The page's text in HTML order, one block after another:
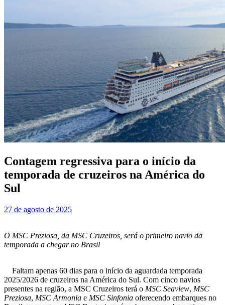
Contagem regressiva para o início da
temporada de cruzeiros na América do
Sul
27 de agosto de 2025
O MSC Preziosa, da MSC Cruzeiros, será o primeiro navio da
temporada a chegar no Brasil
Faltam apenas 60 dias para o início da aguardada temporada
2025/2026 de cruzeiros na América do Sul. Com cinco navios
presentes na região, a MSC Cruzeiros terá o MSC Seaview, MSC
Preziosa, MSC Armonia e MSC Sinfonia oferecendo embarques no